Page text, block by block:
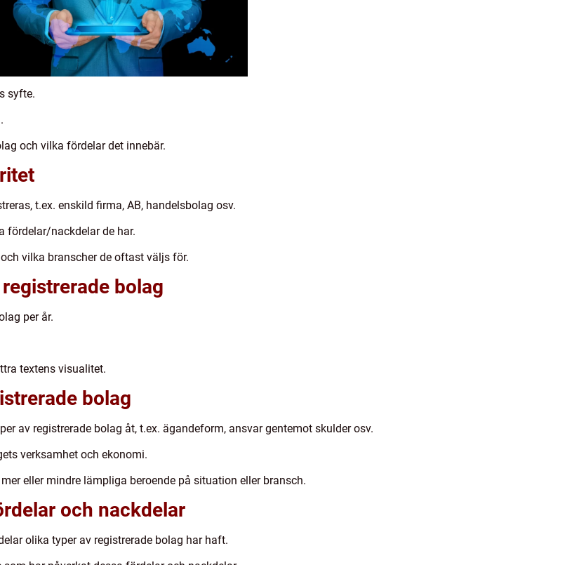
syfte.
och vilka fördelar det innebär.
t.ex. enskild firma, AB, handelsbolag osv.
fördelar/nackdelar de har.
vilka branscher de oftast väljs för.
bolag
per år.
textens visualitet.
bolag
av registrerade bolag åt, t.ex. ägandeform, ansvar gentemot skulder osv.
verksamhet och ekonomi.
eller mindre lämpliga beroende på situation eller bransch.
och nackdelar
olika typer av registrerade bolag har haft.